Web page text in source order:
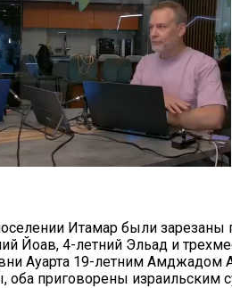
Итамар были зарезаны
Йоав, 4-летний Эльад и
Ауарта 19-летним Амджадом
приговорены израильским